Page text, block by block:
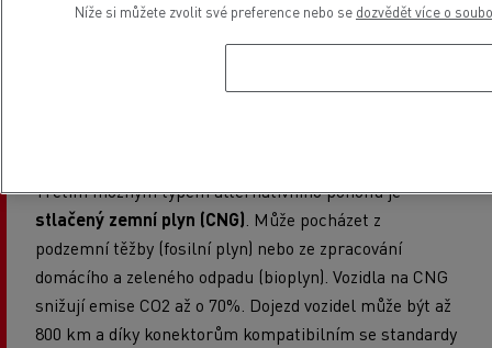
během provozu neprodukují žádné emise. (s výjimkou
částic souvisejících s brzděním, které platí pro
Třetím možným typem alternativního pohonu je
stlačený zemní plyn (CNG) . Může pocházet z
podzemní těžby (fosilní plyn) nebo ze zpracování
domácího a zeleného odpadu (bioplyn). Vozidla na CNG
snižují emise CO2 až o 70%. Dojezd vozidel může být až
800 km a díky konektorům kompatibilním se standardy
Níže si můžete zvolit své preference nebo se dozvědět více o